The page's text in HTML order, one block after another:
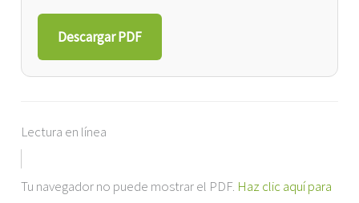
Descargar PDF
Lectura en línea
Tu navegador no puede mostrar el PDF. Haz clic aquí para